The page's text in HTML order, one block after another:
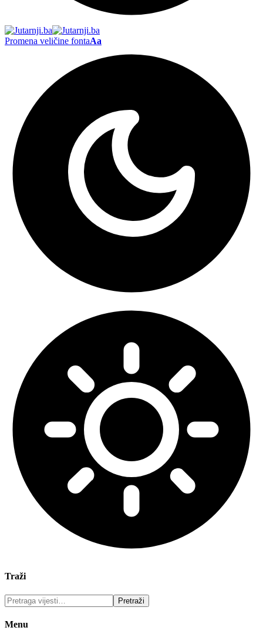
Promena veličine fontaAa
Traži
Menu